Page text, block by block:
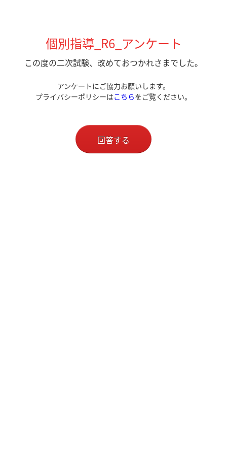
個別指導_R6_アンケート
この度の二次試験、改めておつかれさまでした。
アンケートにご協力お願いします。
プライバシーポリシーはこちらをご覧ください。
回答する